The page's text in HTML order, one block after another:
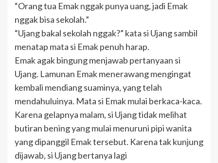
“Orang tua Emak nggak punya uang, jadi Emak
nggak bisa sekolah.”
“Ujang bakal sekolah nggak?” kata si Ujang sambil
menatap mata si Emak penuh harap.
Emak agak bingung menjawab pertanyaan si
Ujang. Lamunan Emak menerawang mengingat
kembali mendiang suaminya, yang telah
mendahuluinya. Mata si Emak mulai berkaca-kaca.
Karena gelapnya malam, si Ujang tidak melihat
butiran bening yang mulai menuruni pipi wanita
yang dipanggil Emak tersebut. Karena tak kunjung
dijawab, si Ujang bertanya lagi